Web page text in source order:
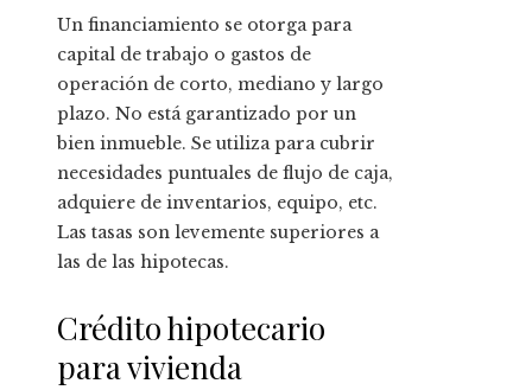
Un financiamiento se otorga para
capital de trabajo o gastos de
operación de corto, mediano y largo
plazo. No está garantizado por un
bien inmueble. Se utiliza para cubrir
necesidades puntuales de flujo de caja,
adquiere de inventarios, equipo, etc.
Las tasas son levemente superiores a
las de las hipotecas.
Crédito hipotecario
para vivienda